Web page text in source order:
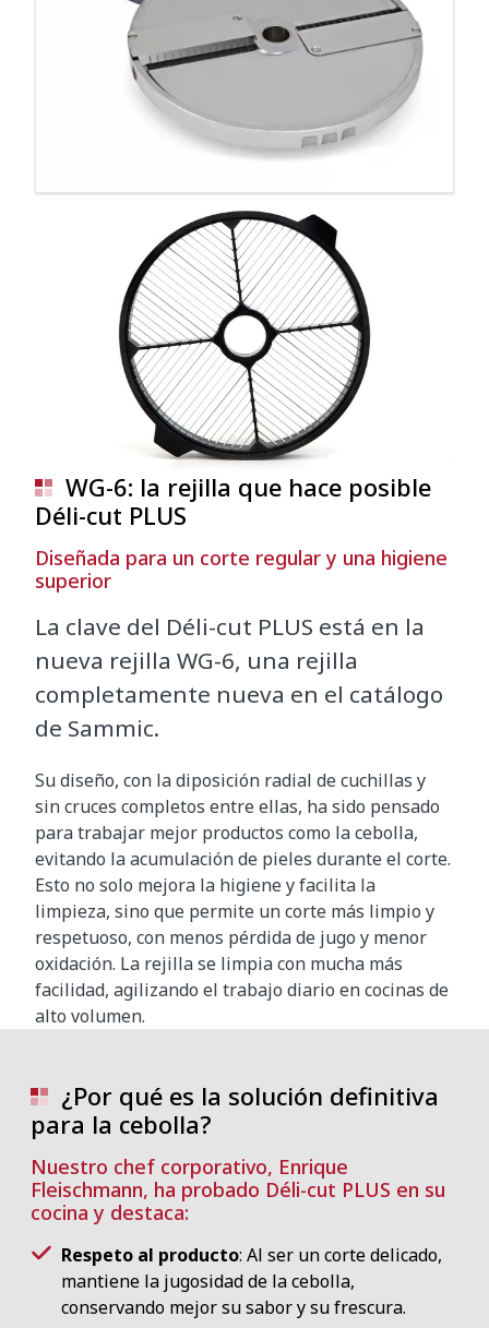
WG-6: la rejilla que hace posible
Déli-cut PLUS
Diseñada para un corte regular y una higiene
superior
La clave del Déli-cut PLUS está en la
nueva rejilla WG-6, una rejilla
completamente nueva en el catálogo
de Sammic.
Su diseño, con la diposición radial de cuchillas y
sin cruces completos entre ellas, ha sido pensado
para trabajar mejor productos como la cebolla,
evitando la acumulación de pieles durante el corte.
Esto no solo mejora la higiene y facilita la
limpieza, sino que permite un corte más limpio y
respetuoso, con menos pérdida de jugo y menor
oxidación. La rejilla se limpia con mucha más
facilidad, agilizando el trabajo diario en cocinas de
alto volumen.
¿Por qué es la solución definitiva
para la cebolla?
Nuestro chef corporativo, Enrique
Fleischmann, ha probado Déli-cut PLUS en su
cocina y destaca:
Respeto al producto: Al ser un corte delicado,
mantiene la jugosidad de la cebolla,
conservando mejor su sabor y su frescura.